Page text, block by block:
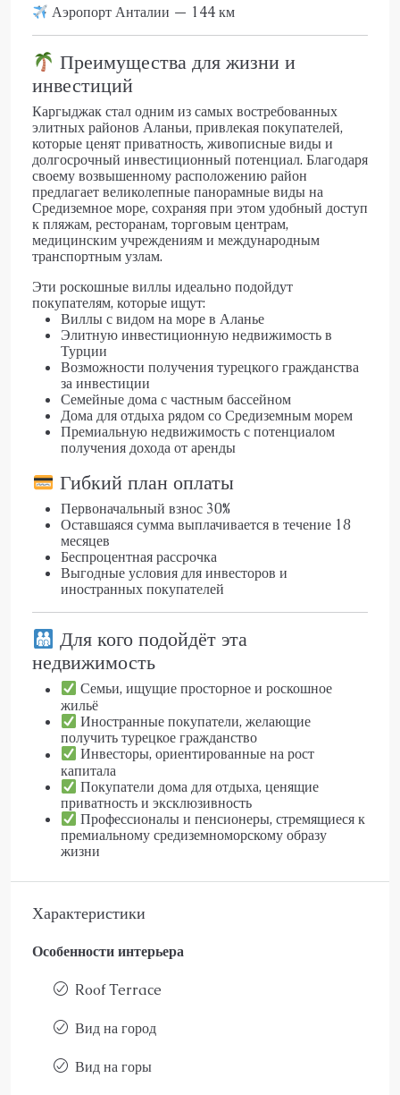
Аэропорт Анталии — 144 км
Преимущества для жизни и
инвестиций
Каргыджак стал одним из самых востребованных
элитных районов Аланьи, привлекая покупателей,
которые ценят приватность, живописные виды и
долгосрочный инвестиционный потенциал. Благодаря
своему возвышенному расположению район
предлагает великолепные панорамные виды на
Средиземное море, сохраняя при этом удобный доступ
к пляжам, ресторанам, торговым центрам,
медицинским учреждениям и международным
транспортным узлам.
Эти роскошные виллы идеально подойдут
покупателям, которые ищут:
Виллы с видом на море в Аланье
Элитную инвестиционную недвижимость в
Турции
Возможности получениятурецкого гражданства
за инвестиции
Семейные дома с частным бассейном
Дома для отдыха рядом со Средиземным морем
Премиальную недвижимость с потенциалом
получения дохода от аренды
Гибкий план оплаты
Первоначальный взнос 30%
Оставшаяся сумма выплачивается в течение 18
месяцев
Беспроцентная рассрочка
Выгодные условия для инвесторов и
иностранных покупателей
Для кого подойдёт эта
недвижимость
Семьи, ищущие просторное и роскошное
жильё
Иностранные покупатели, желающие
получить турецкое гражданство
Инвесторы, ориентированные на рост
капитала
Покупатели дома для отдыха, ценящие
приватность и эксклюзивность
Профессионалы и пенсионеры, стремящиеся к
премиальному средиземноморскому образу
жизни
Характеристики
Особенности интерьера
Roof Terrace
Вид на город
Вид на горы